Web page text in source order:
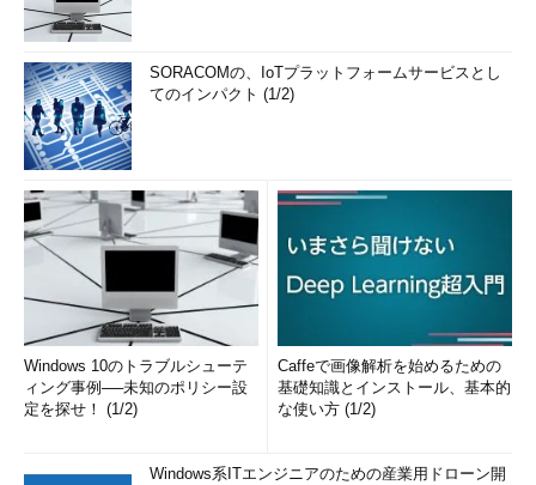
SORACOMの、IoTプラットフォームサービスとし
てのインパクト (1/2)
Windows 10のトラブルシューテ
ィング事例──未知のポリシー設
定を探せ！ (1/2)
Caffeで画像解析を始めるための
基礎知識とインストール、基本的
な使い方 (1/2)
Windows系ITエンジニアのための産業用ドローン開